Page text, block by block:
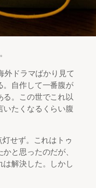
ドラマばかり見て
。自作して一番腹が
る。この世でこれ以
いたくなるくらい腹
せず。これはトゥ
と思ったのだが、
解決した。しかし